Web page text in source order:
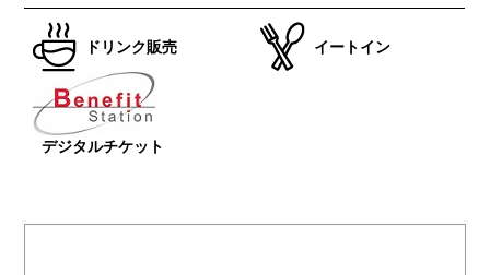
ドリンク販売 イートイン
デジタルチケット